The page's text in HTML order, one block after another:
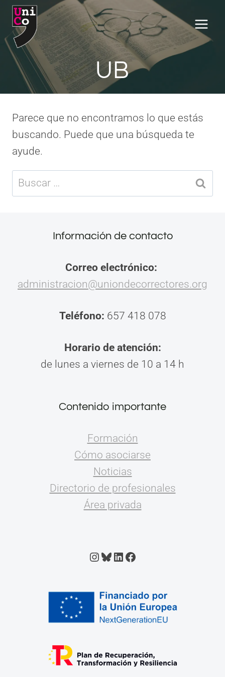
Saltar
contenido
UB
Parece que no encontramos lo que estás
buscando. Puede que una búsqueda te
ayude.
Buscar:
Información de contacto
Correo electrónico:
administracion@uniondecorrectores.org
Teléfono: 657 418 078
Horario de atención:
de lunes a viernes de 10 a 14 h
Contenido importante
Formación
Cómo asociarse
Noticias
Directorio de profesionales
Área privada
Instagram
Bluesky
LinkedIn
Facebook